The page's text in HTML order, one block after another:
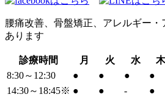
腰痛改善、骨盤矯正、アレルギー
あります
診療時間 月 火 水 木
8:30～12:30
● ● ● ●
14:30～18:45※ ● ● - ●